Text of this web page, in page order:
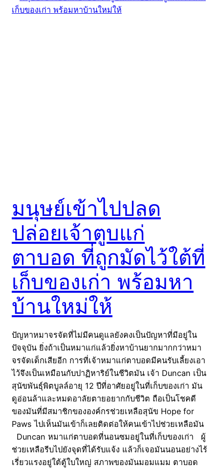
มนุษย์เข้าไปปลด
ปล่อยเจ้าตูบแก่
ตาบอด ที่ถูกมัดไว้ใต้ที่
เก็บของเก่า พร้อมหา
บ้านใหม่ให้
ปัญหาหมาจรจัดที่ไม่มีคนดูแลยังคงเป็นปัญหาที่มีอยู่ใน
ปัจจุบัน ยิ่งถ้าเป็นหมาแก่แล้วยิ่งหาบ้านยากมากกว่าหมา
จรจัดเด็กเสียอีก การที่เจ้าหมาแก่ตาบอดมีคนรับเลี้ยงเอา
ไว้จึงเป็นเหมือนกับปาฏิหาริย์ในชีวิตมัน เจ้า Duncan เป็น
สุนัขพันธุ์พิตบูลล์อายุ 12 ปีที่อาศัยอยู่ในที่เก็บของเก่า มัน
ดูอ่อนล้าและหมดอาลัยตายอยากกับชีวิต ถือเป็นโชคดี
ของมันที่มีสมาชิกขององค์กรช่วยเหลือสุนัข Hope for
Paws ไปเห็นมันเข้าก็เลยติดต่อให้คนเข้าไปช่วยเหลือมัน
Duncan หมาแก่ตาบอดที่นอนซมอยู่ในที่เก็บของเก่า ผู้
ช่วยเหลือรีบไปยังจุดที่ได้รับแจ้ง แล้วก็เจอมันนอนอย่างไร้
เรี่ยวแรงอยู่ใต้ตู้ใบใหญ่ สภาพของมันมอมแมม ตาบอด